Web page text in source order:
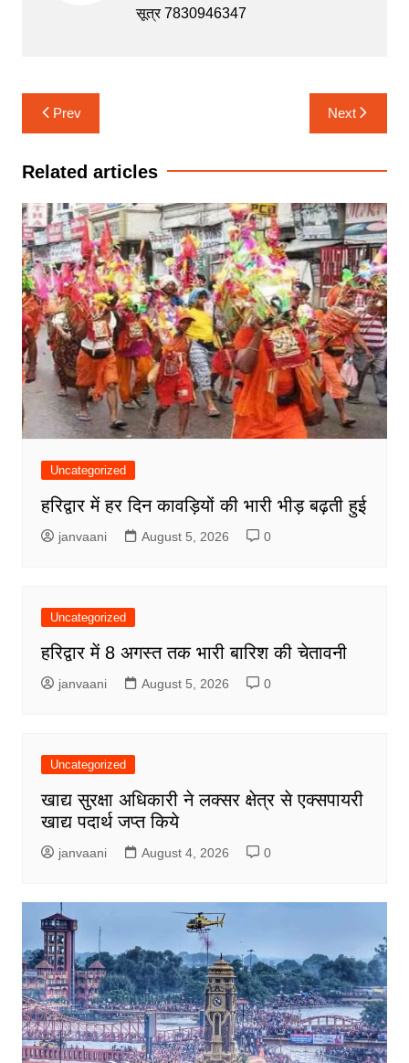
p
सूत्र 7830946347
Post
navigation
Prev Next
Related articles
Uncategorized
हरिद्वार में हर दिन कावड़ियों की भारी भीड़ बढ़ती हुई
janvaani August 5, 2026 0
Uncategorized
हरिद्वार में 8 अगस्त तक भारी बारिश की चेतावनी
janvaani August 5, 2026 0
Uncategorized
खाद्य सुरक्षा अधिकारी ने लक्सर क्षेत्र से एक्सपायरी
खाद्य पदार्थ जप्त किये
janvaani August 4, 2026 0